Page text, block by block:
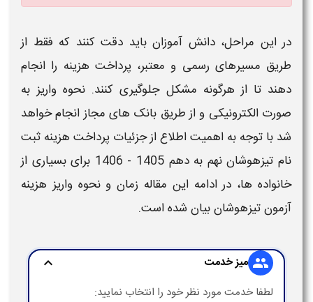
در این مراحل، دانش آموزان باید دقت کنند که فقط از
طریق مسیرهای رسمی و معتبر، پرداخت هزینه را انجام
دهند تا از هرگونه مشکل جلوگیری کنند. نحوه واریزبه
صورت الکترونیکی و از طریق بانک های مجاز انجام خواهد
شد با توجه به اهمیت اطلاع از جزئیات پرداخت هزینه ثبت
نام تیزهوشان نهم به دهم 1405 - 1406
برای بسیاری از
خانواده ها، در ادامه این مقاله زمان ونحوه واریز هزینه
آزمون تیزهوشانبیان شده است.
group میز خدمت expand_more
لطفا خدمت مورد نظر خود را انتخاب نمایید: